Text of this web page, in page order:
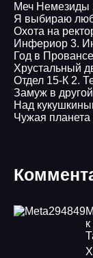
Меч Немезиды
Я выбираю
Охота на
Инфериор 3.
Год в Провансе
Хрустальный
Отдел 15-К 2.
Замуж в
Над
Чужая